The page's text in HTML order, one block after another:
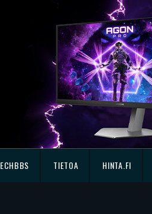
TIETOA HINTA.FI